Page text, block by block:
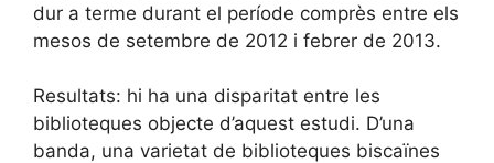
dur a terme durant el període comprès entre els
mesos de setembre de 2012 i febrer de 2013.
Resultats: hi ha una disparitat entre les
biblioteques objecte d’aquest estudi. D’una
banda, una varietat de biblioteques biscaïnes